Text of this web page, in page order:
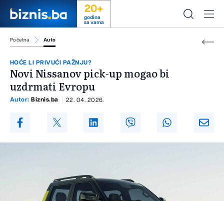
20+
godina
sa vama
Početna Auto
HOĆE LI PRIVUĆI PAŽNJU?
Novi Nissanov pick-up mogao bi
uzdrmati Evropu
Autor: Biznis.ba 22. 04. 2026.